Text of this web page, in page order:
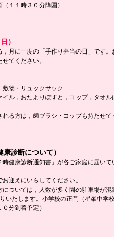
１１時３０分降園）
）
月に一度の「手作り弁当の日」です。
てください。
物・リュックサック
ル，おたよりぽすと，コップ，タオル
る方は，歯ブラシ・コップも持たせて
診断について）
健康診断通知書」が各ご家庭に届いて
迎えにいらしてください。
については，人数が多く園の駐車場が
送りいたします。小学校の正門（星峯中
分到着予定）